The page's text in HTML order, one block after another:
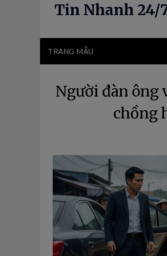
Tin Nhanh 24/
TRANG MẪU
Người đàn ông
chồng